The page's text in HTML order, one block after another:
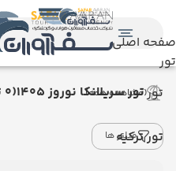
صفحه اصلی
تور
تور(مشاهده همه)
تور ترکیه
تور سریلانکا نوروز ۱۴۰5 (0 تور)
فیلتر ها